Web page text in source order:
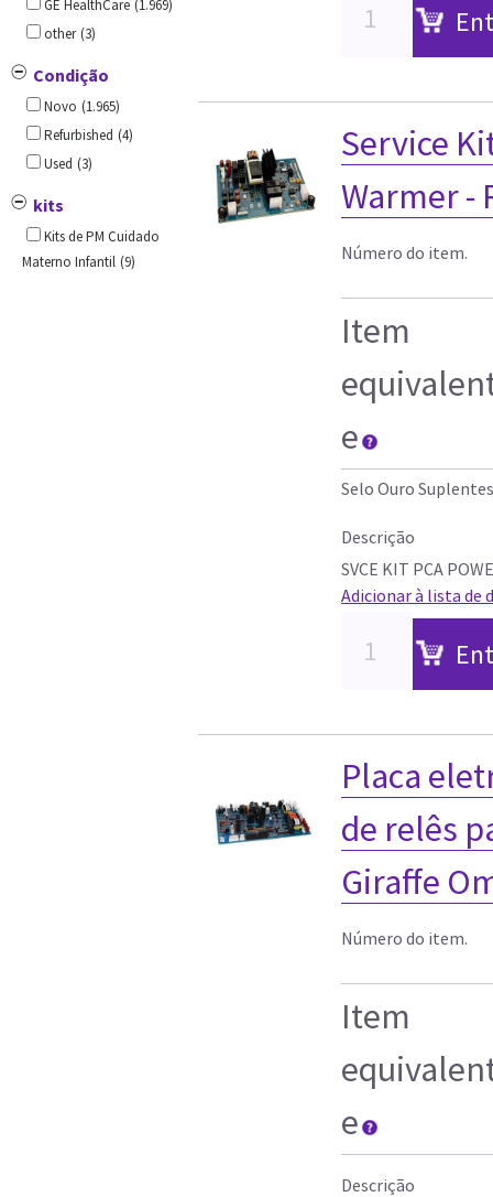
GE HealthCare (1.969)
other (3)
Condição
Novo (1.965)
Refurbished (4)
Used (3)
kits
Kits de PM Cuidado
Materno Infantil (9)
Service
Warmer -
Número do item.
Item
e
Selo Ouro Suplentes
Descrição
SVCE KIT PCA
Adicionar à lista de
Placa
de relês
Giraffe
Número do item.
Item
e
Descrição